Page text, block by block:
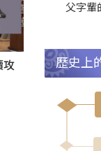
攻
父字輩
歷史上